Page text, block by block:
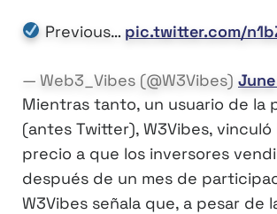
Previous… pic.twitter.com/
— Web3_Vibes (@W3Vibes)
Mientras tanto, un usuario de la
(antes Twitter), W3Vibes, vinculó
precio a que los inversores
después de un mes de
W3Vibes señala que, a pesar de